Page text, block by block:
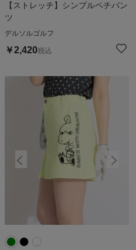
【ストレッチ】シンプルペチパン
ツ
デルソルゴルフ
￥2,420税込